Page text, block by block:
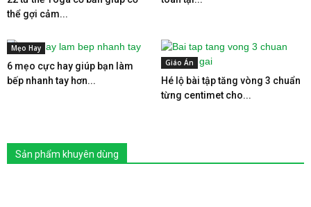
thể gợi cảm...
Mẹo Hay
6 mẹo cực hay giúp bạn làm
bếp nhanh tay hơn...
Giáo Án
Hé lộ bài tập tăng vòng 3 chuẩn
từng centimet cho...
Sản phẩm khuyên dùng